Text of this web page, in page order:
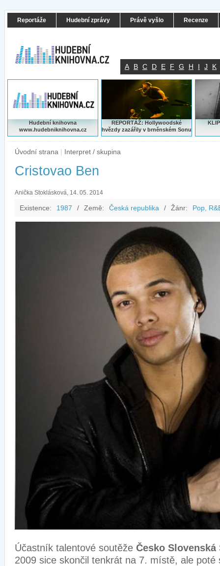
Reportáže Hudební zprávy Právě vyšlo Recenze
A B C D E F G H I J K
Hudební knihovna
www.hudebniknihovna.cz
REPORTÁŽ: Hollywoodské
hvězdy zazářily v brněnském Sonu
Úvodní strana | Interpret / skupina
Cristovao Ben
Anička Stoklásková, 14. 05. 2014
Existence: 1987 / Země: Česká republika / Žánr: Pop,
Účastník talentové soutěže Česko Slovenská
2009 sice skončil tenkrát na 7. místě, ale poté